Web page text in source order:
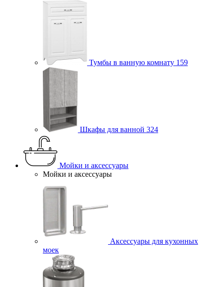
Тумбы в ванную комнату 159
Шкафы для ванной 324
Мойки и аксессуары
Мойки и аксессуары
Аксессуары для кухонных
моек